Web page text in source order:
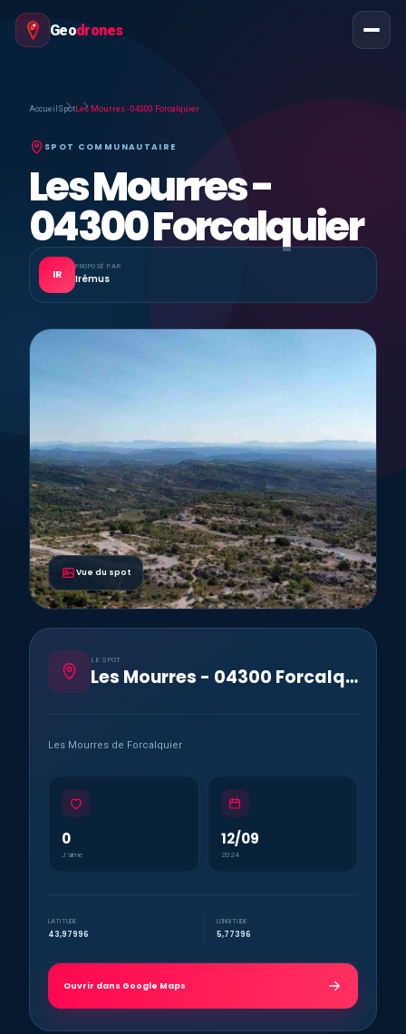
Geodrones
Accueil SpotLes Mourres - 04300 Forcalquier
SPOT COMMUNAUTAIRE
Les Mourres -
04300 Forcalquier
IR
PROPOSÉ PAR
Irémus
Vue du spot
LE SPOT
Les Mourres - 04300 Forcalquier
Les Mourres de Forcalquier
0
J’aime
12/09
2024
LATITUDE
43,97996
LONGITUDE
5,77396
Ouvrir dans Google Maps